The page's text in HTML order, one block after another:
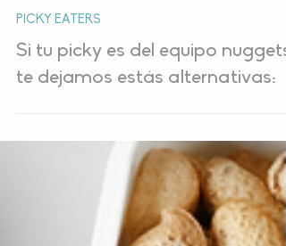
Mamá Practica